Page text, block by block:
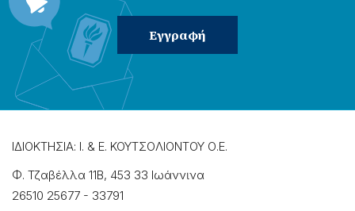
ΙΔΙΟΚΤΗΣΙΑ: Ι. & Ε. ΚΟΥΤΣΟΛΙΟΝΤΟΥ Ο.Ε.
Φ. Τζαβέλλα 11Β, 453 33 Ιωάννɩνα
26510 25677 - 33791